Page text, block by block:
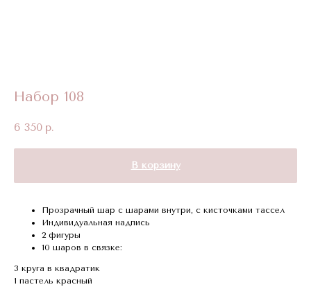
Набор 108
6 350 р.
В корзину
Прозрачный шар с шарами внутри, с кисточками тассел
Индивидуальная надпись
2 фигуры
10 шаров в связке:
3 круга в квадратик
1 пастель красный